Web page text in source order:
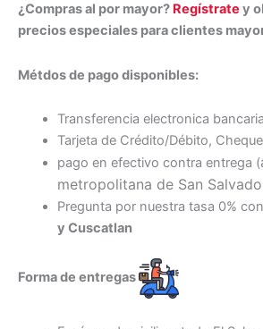
¿Compras al por mayor? Regístrate y
precios especiales para clientes
Métdos de pago disponibles:
Transferencia electronica
Tarjeta de Crédito/Débito,
pago en efectivo contra entrega (
metropolitana de San
Pregunta por nuestra tasa 0%
y Cuscatlan
Forma de entregas